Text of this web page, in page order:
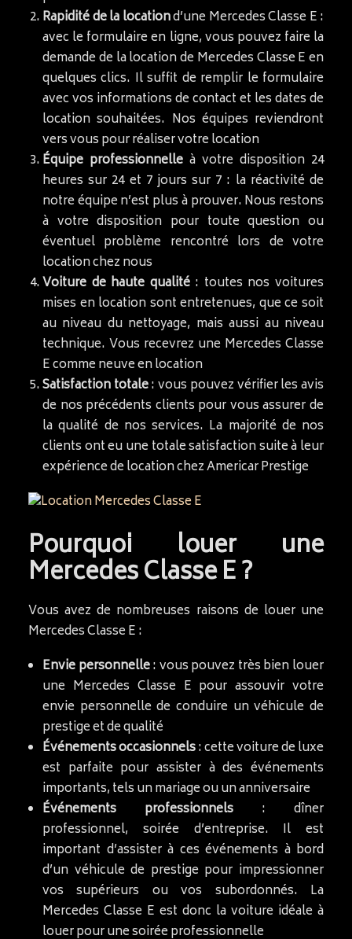
Rapidité de la locationd’une Mercedes Classe E :
avec le formulaire en ligne, vous pouvez faire la
demande de la location de Mercedes Classe E en
quelques clics. Il suffit de remplir le formulaire
avec vos informations de contact et les dates de
location souhaitées. Nos équipes reviendront
vers vous pour réaliser votre location
Équipe professionnelle à votre disposition 24
heures sur 24 et 7 jours sur 7 : la réactivité de
notre équipe n’est plus à prouver. Nous restons
à votre disposition pour toute question ou
éventuel problème rencontré lors de votre
location chez nous
Voiture de haute qualité: toutes nos voitures
mises en location sont entretenues, que ce soit
au niveau du nettoyage, mais aussi au niveau
technique. Vous recevrez une Mercedes Classe
E comme neuve en location
Satisfaction totale: vous pouvez vérifier les avis
de nos précédents clients pour vous assurer de
la qualité de nos services. La majorité de nos
clients ont eu une totale satisfaction suite à leur
expérience de location chez Americar Prestige
Pourquoi louer une
Mercedes Classe E ?
Vous avez de nombreuses raisons de louer une
Mercedes Classe E :
Envie personnelle: vous pouvez très bien louer
une Mercedes Classe E pour assouvir votre
envie personnelle de conduire un véhicule de
prestige et de qualité
Événements occasionnels: cette voiture de luxe
est parfaite pour assister à des événements
importants, tels un mariage ou un anniversaire
Événements professionnels : dîner
professionnel, soirée d’entreprise. Il est
important d’assister à ces événements à bord
d’un véhicule de prestige pour impressionner
vos supérieurs ou vos subordonnés. La
Mercedes Classe E est donc la voiture idéale à
louer pour une soirée professionnelle